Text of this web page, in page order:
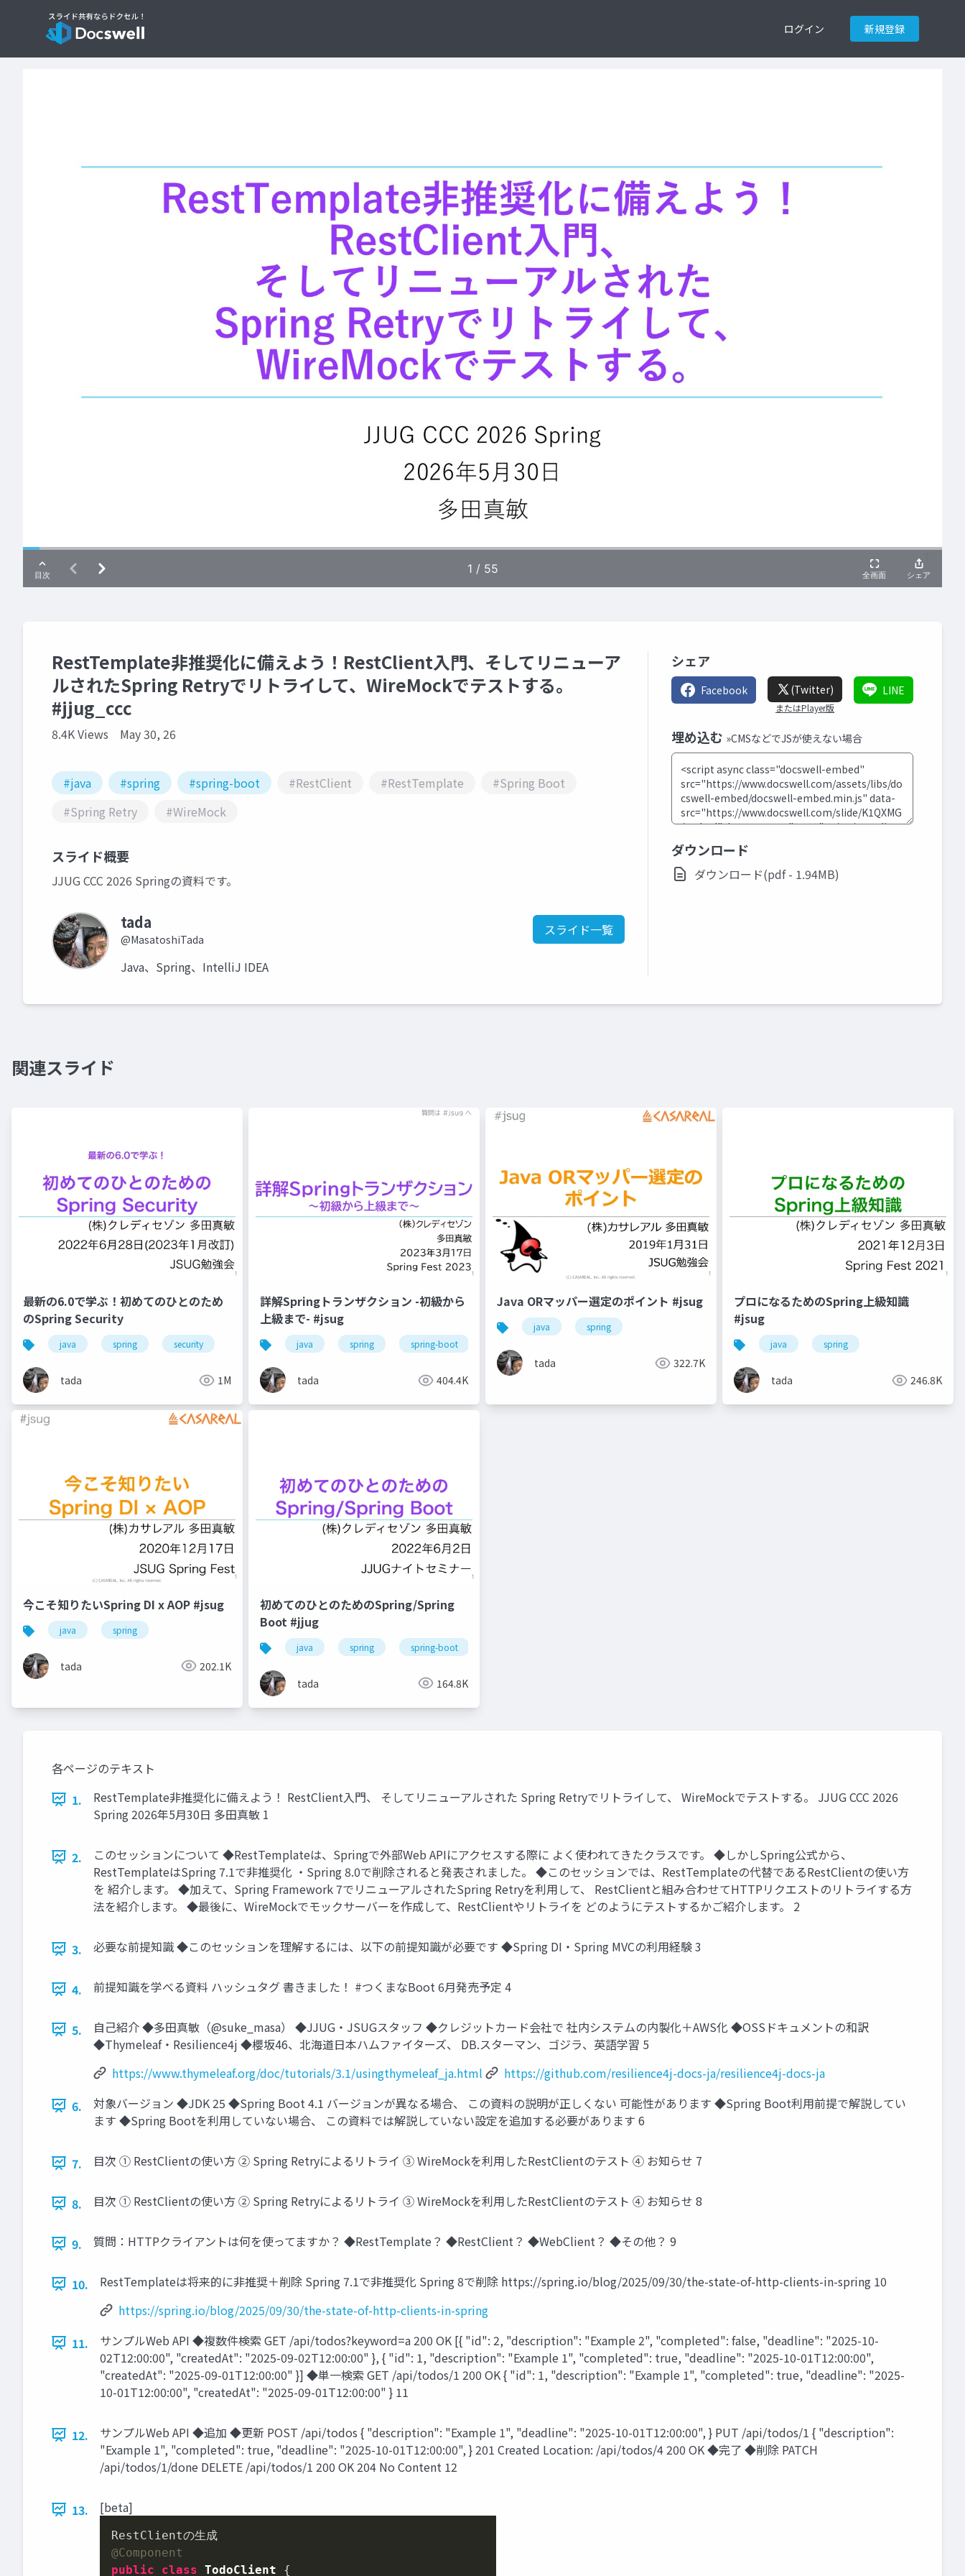
ログイン 新規登録
RestTemplate非推奨化に備えよう！RestClient入門、そしてリニューア
ルされたSpring Retryでリトライして、WireMockでテストする。
#jjug_ccc
8.4K Views May 30, 26
#java #spring #spring-boot #RestClient #RestTemplate
#Spring Boot
#Spring Retry
#WireMock
スライド概要
JJUG CCC 2026 Springの資料です。
tada
@MasatoshiTada
スライド一覧
Java、Spring、IntelliJ IDEA
シェア
Facebook (Twitter)
またはPlayer版
LINE
埋め込む »CMSなどでJSが使えない場合
ダウンロード
ダウンロード(pdf - 1.94MB)
関連スライド
最新の6.0で学ぶ！初めてのひとのため
のSpring Security
java spring security
tada 1M
詳解Springトランザクション -初級から
上級まで- #jsug
java spring spring-boot
tada 404.4K
Java ORマッパー選定のポイント #jsug
java spring
tada 322.7K
プロになるためのSpring上級知識
#jsug
java spring
tada 246.8K
今こそ知りたいSpring DI x AOP #jsug
java spring
tada 202.1K
初めてのひとのためのSpring/Spring
Boot #jjug
java spring spring-boot
tada 164.8K
各ページのテキスト
1.
RestTemplate非推奨化に備えよう！ RestClient入門、 そしてリニューアルされた Spring Retryでリトライして、 WireMockでテストする。 JJUG CCC 2026
Spring 2026年5月30日 多田真敏 1
2.
このセッションについて ◆RestTemplateは、Springで外部Web APIにアクセスする際に よく使われてきたクラスです。 ◆しかしSpring公式から、
RestTemplateはSpring 7.1で非推奨化 ・Spring 8.0で削除されると発表されました。 ◆このセッションでは、RestTemplateの代替であるRestClientの使い方
を 紹介します。 ◆加えて、Spring Framework 7でリニューアルされたSpring Retryを利用して、 RestClientと組み合わせてHTTPリクエストのリトライする方
法を紹介します。 ◆最後に、WireMockでモックサーバーを作成して、RestClientやリトライを どのようにテストするかご紹介します。 2
3. 必要な前提知識 ◆このセッションを理解するには、以下の前提知識が必要です ◆Spring DI・Spring MVCの利用経験 3
4. 前提知識を学べる資料 ハッシュタグ 書きました！ #つくまなBoot 6月発売予定 4
5.
自己紹介 ◆多田真敏（@suke_masa） ◆JJUG・JSUGスタッフ ◆クレジットカード会社で 社内システムの内製化＋AWS化 ◆OSSドキュメントの和訳
◆Thymeleaf・Resilience4j ◆櫻坂46、北海道日本ハムファイターズ、 DB.スターマン、ゴジラ、英語学習 5
https://www.thymeleaf.org/doc/tutorials/3.1/usingthymeleaf_ja.html
https://github.com/resilience4j-docs-ja/resilience4j-docs-ja
6.
対象バージョン ◆JDK 25 ◆Spring Boot 4.1 バージョンが異なる場合、 この資料の説明が正しくない 可能性があります ◆Spring Boot利用前提で解説してい
ます ◆Spring Bootを利用していない場合、 この資料では解説していない設定を追加する必要があります 6
7. 目次 ① RestClientの使い方 ② Spring Retryによるリトライ ③ WireMockを利用したRestClientのテスト ④ お知らせ 7
8. 目次 ① RestClientの使い方 ② Spring Retryによるリトライ ③ WireMockを利用したRestClientのテスト ④ お知らせ 8
9. 質問：HTTPクライアントは何を使ってますか？ ◆RestTemplate？ ◆RestClient？ ◆WebClient？ ◆その他？ 9
10.
RestTemplateは将来的に非推奨＋削除 Spring 7.1で非推奨化 Spring 8で削除 https://spring.io/blog/2025/09/30/the-state-of-http-clients-in-spring 10
https://spring.io/blog/2025/09/30/the-state-of-http-clients-in-spring
11.
サンプルWeb API ◆複数件検索 GET /api/todos?keyword=a 200 OK [{ "id": 2, "description": "Example 2", "completed": false, "deadline": "2025-10-
02T12:00:00", "createdAt": "2025-09-02T12:00:00" }, { "id": 1, "description": "Example 1", "completed": true, "deadline": "2025-10-01T12:00:00",
"createdAt": "2025-09-01T12:00:00" }] ◆単一検索 GET /api/todos/1 200 OK { "id": 1, "description": "Example 1", "completed": true, "deadline": "2025-
10-01T12:00:00", "createdAt": "2025-09-01T12:00:00" } 11
12.
サンプルWeb API ◆追加 ◆更新 POST /api/todos { "description": "Example 1", "deadline": "2025-10-01T12:00:00", } PUT /api/todos/1 { "description":
"Example 1", "completed": true, "deadline": "2025-10-01T12:00:00", } 201 Created Location: /api/todos/4 200 OK ◆完了 ◆削除 PATCH
/api/todos/1/done DELETE /api/todos/1 200 OK 204 No Content 12
13. [beta]
@Component
public
class TodoClient